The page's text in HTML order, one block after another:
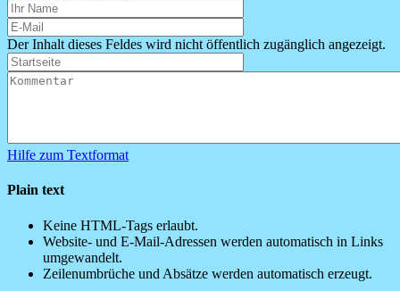
Der Inhalt dieses Feldes wird nicht öffentlich zugänglich angezeigt.
Hilfe zum Textformat
Plain text
Keine HTML-Tags erlaubt.
Website- und E-Mail-Adressen werden automatisch in Links
umgewandelt.
Zeilenumbrüche und Absätze werden automatisch erzeugt.